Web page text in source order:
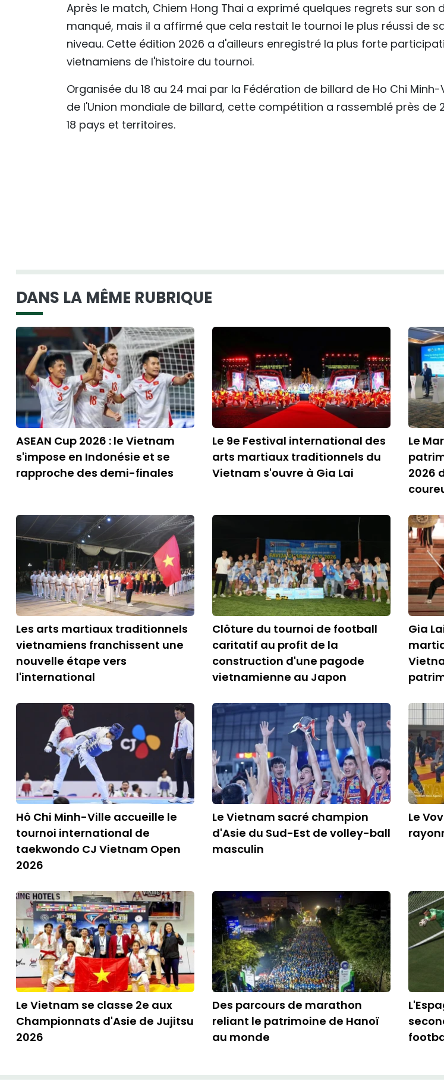
Après le match, Chiem Hong Thai a exprimé quelques regrets sur son
manqué, mais il a affirmé que cela restait le tournoi le plus réussi de
niveau. Cette édition 2026 a d'ailleurs enregistré la plus forte
vietnamiens de l'histoire du tournoi.
Organisée du 18 au 24 mai par la Fédération de billard de Ho Chi
de l'Union mondiale de billard, cette compétition a rassemblé près de
18 pays et territoires.
DANS LA MÊME RUBRIQUE
ASEAN Cup 2026 : le Vietnam
s'impose en Indonésie et se
rapproche des demi-finales
Le 9e Festival international des
arts martiaux traditionnels du
Vietnam s'ouvre à Gia Lai
Le
2026
Les arts martiaux traditionnels
vietnamiens franchissent une
nouvelle étape vers
l'international
Clôture du tournoi de football
caritatif au profit de la
construction d'une pagode
vietnamienne au Japon
Gia
Hô Chi Minh-Ville accueille le
tournoi international de
taekwondo CJ Vietnam Open
2026
Le Vietnam sacré champion
d'Asie du Sud-Est de volley-ball
masculin
Le
Le Vietnam se classe 2e aux
Championnats d'Asie de Jujitsu
2026
Des parcours de marathon
reliant le patrimoine de Hanoï
au monde